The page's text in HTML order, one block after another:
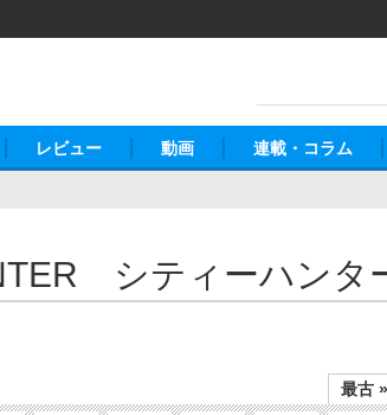
レビュー 動画 連載・コラム
シティーハンタ
最古 »